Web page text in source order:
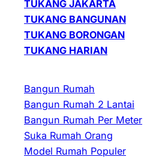
TUKANG JAKARTA
TUKANG BANGUNAN
TUKANG BORONGAN
TUKANG HARIAN
Bangun Rumah
Bangun Rumah 2 Lantai
Bangun Rumah Per Meter
Suka Rumah Orang
Model Rumah Populer